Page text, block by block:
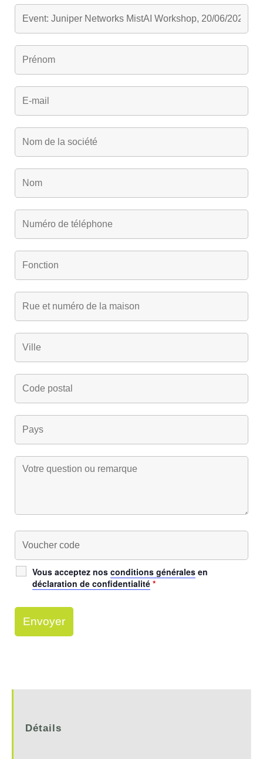
Vous acceptez nos conditions générales en
déclaration de confidentialité *
Détails